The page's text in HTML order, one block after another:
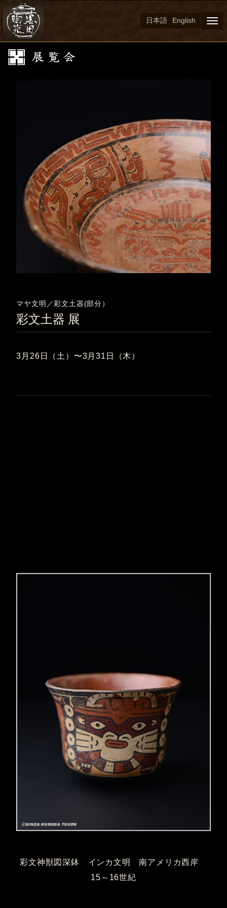
日本語 English
マヤ文明／彩文土器(部分）
彩文土器 展
3月26日（土）〜3月31日（木）
彩文神獣図深鉢 インカ文明 南アメリカ西岸
15～16世紀